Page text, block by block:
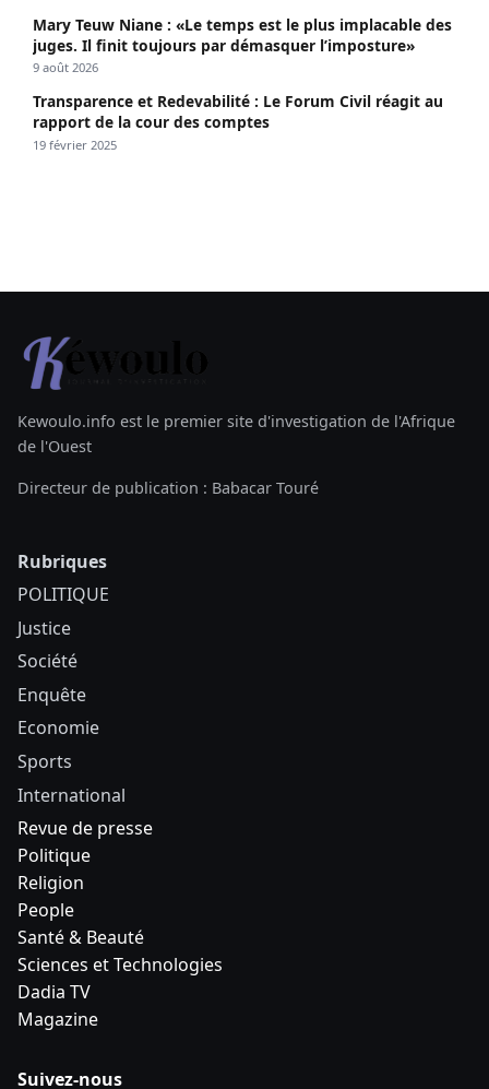
Mary Teuw Niane : «Le temps est le plus implacable des
juges. Il finit toujours par démasquer l’imposture»
9 août 2026
Transparence et Redevabilité : Le Forum Civil réagit au
rapport de la cour des comptes
19 février 2025
Kewoulo.info est le premier site d'investigation de l'Afrique
de l'Ouest
Directeur de publication : Babacar Touré
Rubriques
POLITIQUE
Justice
Société
Enquête
Economie
Sports
International
Revue de presse
Politique
Religion
People
Santé & Beauté
Sciences et Technologies
Dadia TV
Magazine
Suivez-nous